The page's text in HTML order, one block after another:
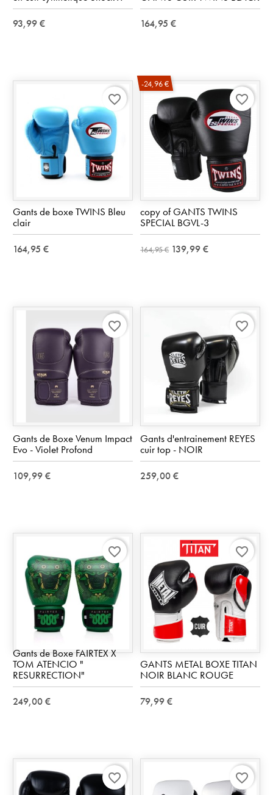
93,99 € 164,95 €
Gants de boxe TWINS Bleu
clair
164,95 €
favorite_border
-24,96 €
copy of GANTS TWINS
SPECIAL BGVL-3
164,95 € 139,99 €
favorite_border
Gants de Boxe Venum Impact
Evo - Violet Profond
109,99 €
favorite_border
Gants d'entrainement REYES
cuir top - NOIR
259,00 €
favorite_border
Gants de Boxe FAIRTEX X
TOM ATENCIO "
RESURRECTION"
249,00 €
favorite_border
GANTS METAL BOXE TITAN
NOIR BLANC ROUGE
79,99 €
favorite_border
favorite_border favorite_border